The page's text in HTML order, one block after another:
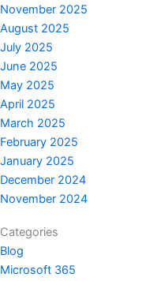
November 2025
August 2025
July 2025
June 2025
May 2025
April 2025
March 2025
February 2025
January 2025
December 2024
November 2024
Categories
Blog
Microsoft 365